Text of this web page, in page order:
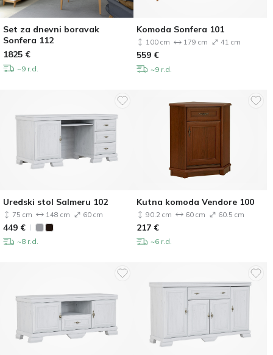
Set za dnevni boravak
Sonfera 112
1825 €
~9 r.d.
Komoda Sonfera 101
100 cm 179 cm 41 cm
559 €
~9 r.d.
Uredski stol Salmeru 102
75 cm 148 cm 60 cm
449 €
~8 r.d.
Kutna komoda Vendore 100
90.2 cm 60 cm 60.5 cm
217 €
~6 r.d.